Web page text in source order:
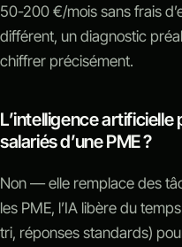
50-200 €/mois sans frais
différent, un diagnostic
chiffrer précisément.
L’intelligence
salariés d’une PME ?
Non — elle remplace des
les PME, l’IA libère du
tri, réponses standards)